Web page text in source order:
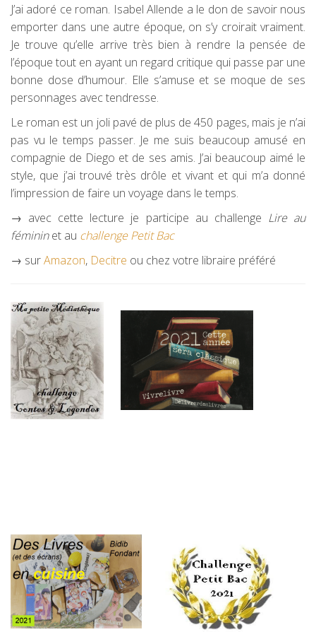
J’ai adoré ce roman. Isabel Allende a le don de savoir nous
emporter dans une autre époque, on s’y croirait vraiment.
Je trouve qu’elle arrive très bien à rendre la pensée de
l’époque tout en ayant un regard critique qui passe par une
bonne dose d’humour. Elle s’amuse et se moque de ses
personnages avec tendresse.
Le roman est un joli pavé de plus de 450 pages, mais je n’ai
pas vu le temps passer. Je me suis beaucoup amusé en
compagnie de Diego et de ses amis. J’ai beaucoup aimé le
style, que j’ai trouvé très drôle et vivant et qui m’a donné
l’impression de faire un voyage dans le temps.
→ avec cette lecture je participe au challenge Lire au
fémininet au challenge Petit Bac
→ surAmazon, Decitre ou chez votre libraire préféré